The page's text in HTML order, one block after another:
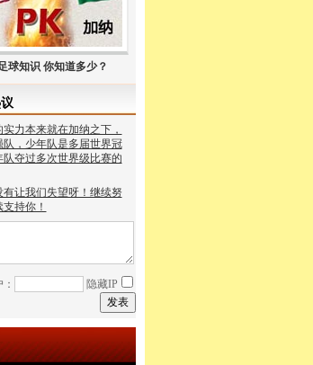
球知识 你知道多少？
力本来就在加纳之下，
队，少年队是多届世界冠
队夺过多次世界级比赛的
有让我们失望呀！继续努
持你！
隐藏IP